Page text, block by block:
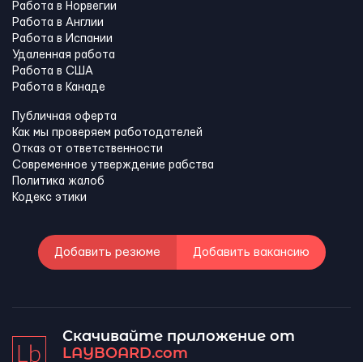
Работа в Норвегии
Работа в Англии
Работа в Испании
Удаленная работа
Работа в США
Работа в Канадe
Публичная оферта
Как мы проверяем работодателей
Отказ от ответственности
Современное утверждение рабства
Политика жалоб
Кодекс этики
Добавить резюме Добавить вакансию
Скачивайте приложение от
LAYBOARD.com